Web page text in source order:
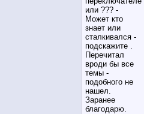
или ??? -
Может кто
знает или
сталкивался -
подскажите .
Перечитал
вроди бы все
темы -
подобного не
нашел.
Заранее
благодарю.